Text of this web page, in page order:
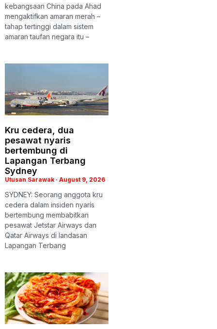
kebangsaan China pada Ahad
mengaktifkan amaran merah –
tahap tertinggi dalam sistem
amaran taufan negara itu –
Kru cedera, dua
pesawat nyaris
bertembung di
Lapangan Terbang
Sydney
Utusan Sarawak August 9, 2026
SYDNEY: Seorang anggota kru
cedera dalam insiden nyaris
bertembung membabitkan
pesawat Jetstar Airways dan
Qatar Airways di landasan
Lapangan Terbang